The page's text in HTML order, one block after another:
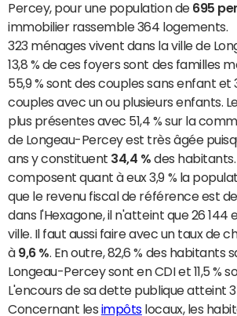
Percey, pour une population de 695
immobilier rassemble 364 logements.
323 ménages vivent dans la ville de
13,8 % de ces foyers sont des familles
55,9 % sont des couples sans enfant et
couples avec un ou plusieurs enfants.
plus présentes avec 51,4 % sur la
de Longeau-Percey est très âgée
ans y constituent 34,4 % des
composent quant à eux 3,9 % la
que le revenu fiscal de référence est
dans l'Hexagone, il n'atteint que 26 144
ville. Il faut aussi faire avec un taux de
à 9,6 % . En outre, 82,6 % des habitants
Longeau-Percey sont en CDI et 11,5 %
L'encours de sa dette publique atteint
Concernant les impôtslocaux, les